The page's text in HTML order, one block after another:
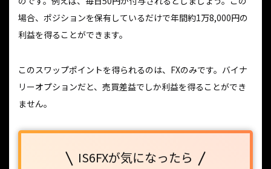
場合、ポジションを保有しているだけで年間約1万8,000円の
利益を得ることができます。
このスワップポイントを得られるのは、FXのみです。バイナ
リーオプションだと、売買差益でしか利益を得ることができ
ません。
IS6FXが気になったら